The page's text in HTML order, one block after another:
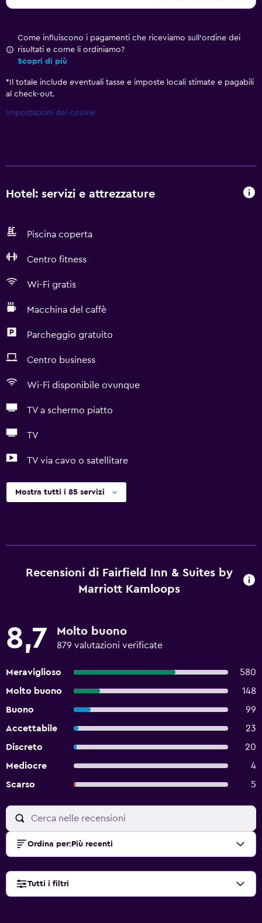
Come influiscono i pagamenti che riceviamo sull'ordine dei
risultati e come li ordiniamo?
Scopri di più
* Il totale include eventuali tasse e imposte locali stimate e pagabili
al check-out.
Impostazioni dei cookie
Hotel: servizi e attrezzature
Piscina coperta
Centro fitness
Wi-Fi gratis
Macchina del caffè
Parcheggio gratuito
Centro business
Wi-Fi disponibile ovunque
TV a schermo piatto
TV
TV via cavo o satellitare
Mostra tutti i 85 servizi
Recensioni di Fairfield Inn & Suites by
Marriott Kamloops
8,7 Molto buono
879 valutazioni verificate
Meraviglioso
580
Molto buono
148
Buono
99
Accettabile
23
Discreto
20
Mediocre
4
Scarso
5
Ordina per: Più recenti
Tutti i filtri